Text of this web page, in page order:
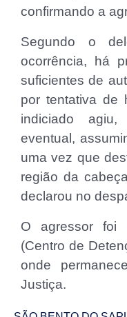
confirmando a
Segundo o
ocorrência, há
suficientes de
por tentativa de
indiciado
eventual,
uma vez que
região da
declarou no
O agressor foi
(Centro de
onde
Justiça.